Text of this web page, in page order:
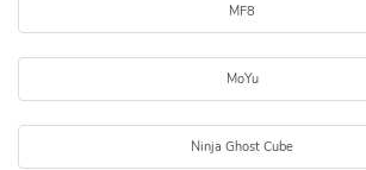
MF8
MoYu
Ninja Ghost Cube